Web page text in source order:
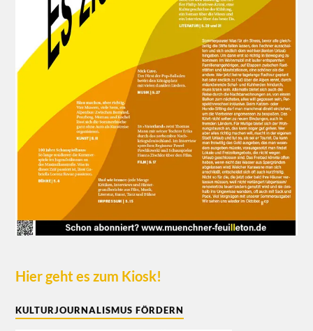
Hier geht es zum Kiosk!
KULTURJOURNALISMUS FÖRDERN